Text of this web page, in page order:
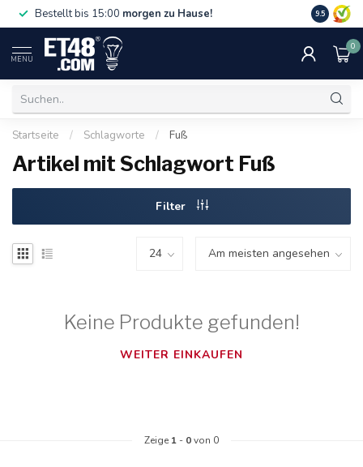
Bestellt bis 15:00 morgen zu Hause! 75 €. Nur
9.5
MENU
0
Startseite / Schlagworte / Fuß
Artikel mit Schlagwort Fuß
Filter
Keine Produkte gefunden!
WEITER EINKAUFEN
Zeige 1 - 0von 0